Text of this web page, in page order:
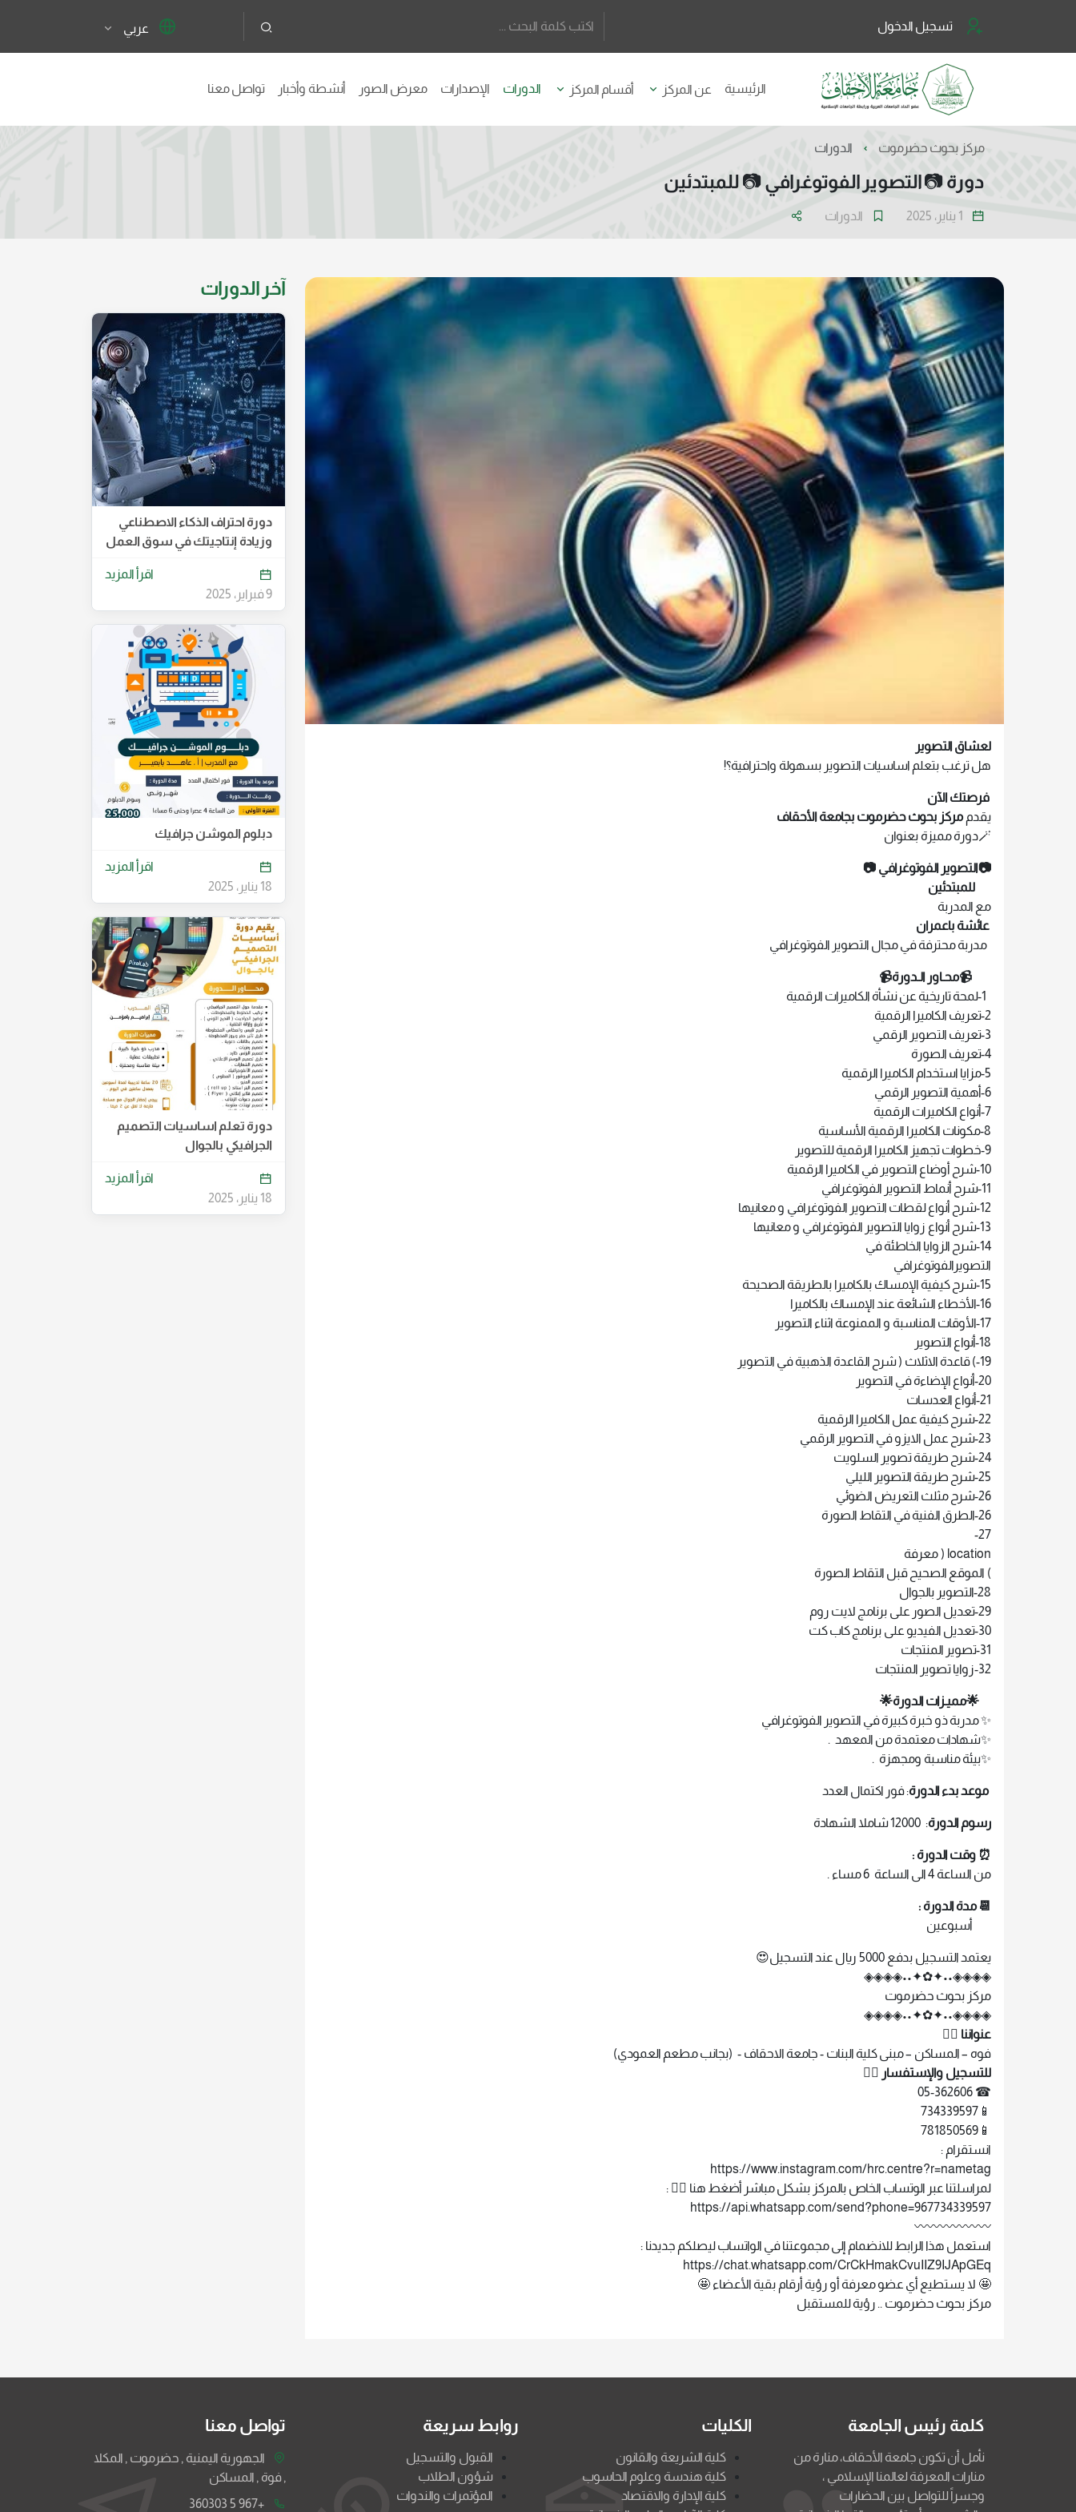
تسجيل الدخول عربي
الرئيسية عن المركز أقسام المركز الدورات الإصدارات معرض الصور أنشطة وأخبار تواصل معنا
مركز بحوث حضرموت الدورات
دورة 📷 التصوير الفوتوغرافي 📷 للمبتدئين
1 يناير، 2025 الدورات
لعشاق التصوير
هل ترغب بتعلم اساسيات التصوير بسهولة واحترافية؟!
فرصتك الآن
يقدممركز بحوث حضرموت بجامعة الأحقاف
🪄دورة مميزة بعنوان
📷التصوير الفوتوغرافي 📷
للمبتدئين
مع المدربة
عائشة باعمران
مدربة محترفة في مجال التصوير الفوتوغرافي
📹محـاور الـدورة📹
2-تعريف الكاميرا الرقمية
3-تعريف التصوير الرقمي
4-تعريف الصورة
5-مزايا استخدام الكاميرا الرقمية
6-أهمية التصوير الرقمي
7-أنواع الكاميرات الرقمية
8-مكونات الكاميرا الرقمية الأساسية
9-خطوات تجهيز الكاميرا الرقمية للتصوير
10-شرح أوضاع التصوير في الكاميرا الرقمية
11-شرح أنماط التصوير الفوتوغرافي
12-شرح أنواع لقطات التصوير الفوتوغرافي و معانيها
13-شرح أنواع زوايا التصوير الفوتوغرافي و معانيها
14-شرح الزوايا الخاطئة في
التصويرالفوتوغرافي
15-شرح كيفية الإمساك بالكاميرا بالطريقة الصحيحة
16-الأخطاء الشائعة عند الإمساك بالكاميرا
17-الأوقات المناسبة و الممنوعة اثناء التصوير
18-أنواع التصوير
19-) قاعدة الاثلاث ( شرح القاعدة الذهبية في التصوير
20-أنواع الإضاءة في التصوير
21-أنواع العدسات
22-شرح كيفية عمل الكاميرا الرقمية
23-شرح عمل الايزو في التصوير الرقمي
24-شرح طريقة تصوير السلويت
25-شرح طريقة التصوير الليلي
26-شرح مثلث التعريض الضوئي
26-الطرق الفنية في التقاط الصورة
27-
location ( معرفة
) الموقع الصحيح قبل التقاط الصورة
28-التصوير بالجوال
29-تعديل الصور على برنامج لايت روم
30-تعديل الفيديو على برنامج كاب كت
31-تصوير المنتجات
32-زوايا تصوير المنتجات
🌟مميـزات الدورة🌟
✨ مدربة ذو خبرة كبيرة في التصوير الفوتوغرافي
✨شهادات معتمدة من المعهد .
✨بيئة مناسبة ومجهزة .
موعد بدء الدورة: فور اكتمال العدد
رسوم الدورة: 12000 شاملا الشهادة
⏰ وقت الدورة :
من الساعة 4 الى الساعة 6 مساء .
📆 مدة الدورة :
أسبوعين
يعتمد التسجيل بدفع 5000 ريال عند التسجيل😍
◈◈◈◈••✦✿✦••◈◈◈◈
مركز بحوث حضرموت
◈◈◈◈••✦✿✦••◈◈◈◈
عنواننا 👇🏻
فوه – المساكن – مبنى كلية البنات - جامعة الاحقاف - (بجانب مطعم العمودي)
للتسجيل والإستفسار 👇🏻
☎ 05-362606
📱734339597
📱781850569
انستقرام :
https://www.instagram.com/hrc.centre?r=nametag
لمراسلتنا عبر الوتساب الخاص بالمركز بشكل مباشر أضغط هنا 👇🏻 :
https://api.whatsapp.com/send?phone=967734339597
〰️〰️〰️〰️〰️〰️
‏استعمل هذا الرابط للانضمام إلى مجموعتنا في الواتساب ليصلكم جديدنا :
https://chat.whatsapp.com/CrCkHmakCvuIIZ9IJApGEq
🤩 لا يستطيع أي عضو معرفة أو رؤية أرقام بقية الأعضاء 🤩
مركز بحوث حضرموت .. رؤية للمستقبل
آخر الدورات
دورة احتراف الذكاء الاصطناعي
وزيادة إنتاجيتك في سوق العمل
9 فبراير، 2025
اقرأ المزيد
دبلوم الموشن جرافيك
18 يناير، 2025
اقرأ المزيد
دورة تعلم اساسيات التصميم
الجرافيكي بالجوال
18 يناير، 2025
اقرأ المزيد
كلمة رئيس الجامعة
نأمل أن تكون جامعة الأحقاف، منارة من
منارات المعرفة لعالمنا الإسلامي ،
وجسراً للتواصل بين الحضارات
الكليات
كلية الشريعة والقانون
كلية هندسة وعلوم الحاسوب
كلية الإدارة والاقتصاد
روابط سريعة
القبول والتسجيل
شؤون الطلاب
المؤتمرات والندوات
تواصل معنا
الجهورية اليمنية , حضرموت , المكلا
, فوة , المساكن
+967 5 360303